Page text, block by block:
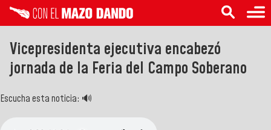
Vicepresidenta ejecutiva encabezó
jornada de la Feria del Campo Soberano
Escucha esta noticia: 🔊